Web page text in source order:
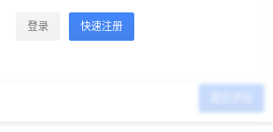
登录 快速注册